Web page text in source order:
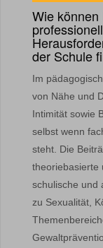
Wie
der Schule
Im
von Nähe und
Intimität sowie
selbst wenn
steht. Die
theoriebasierte
schulische und
zu Sexualität,